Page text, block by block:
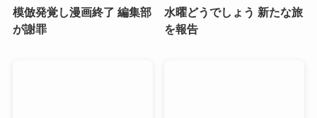
模倣発覚し漫画終了 編集部
が謝罪
水曜どうでしょう 新たな旅
を報告